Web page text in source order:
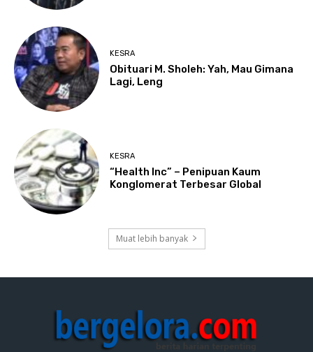
KESRA
Obituari M. Sholeh: Yah, Mau Gimana
Lagi, Leng
KESRA
“Health Inc” – Penipuan Kaum
Konglomerat Terbesar Global
Muat lebih banyak